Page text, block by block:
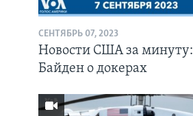
СЕНТЯБРЬ 07, 2023
Новости США за минуту:
Байден о докерах